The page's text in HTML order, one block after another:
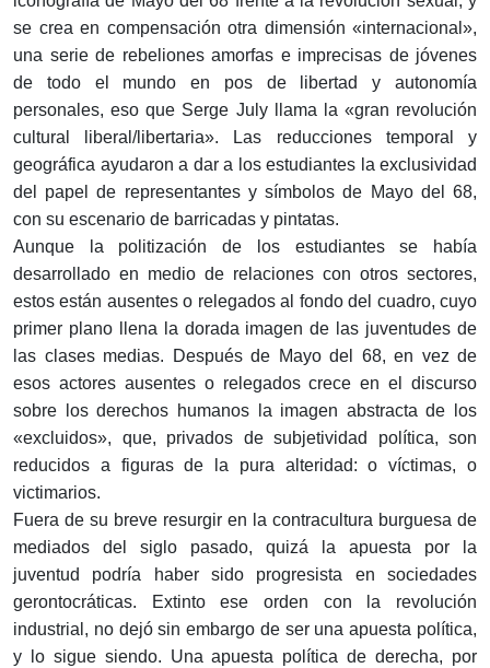
se crea en compensación otra dimensión «internacional»,
una serie de rebeliones amorfas e imprecisas de jóvenes
de todo el mundo en pos de libertad y autonomía
personales, eso que Serge July llama la «gran revolución
cultural liberal/libertaria». Las reducciones temporal y
geográfica ayudaron a dar a los estudiantes la exclusividad
del papel de representantes y símbolos de Mayo del 68,
con su escenario de barricadas y pintatas.
Aunque la politización de los estudiantes se había
desarrollado en medio de relaciones con otros sectores,
estos están ausentes o relegados al fondo del cuadro, cuyo
primer plano llena la dorada imagen de las juventudes de
las clases medias. Después de Mayo del 68, en vez de
esos actores ausentes o relegados crece en el discurso
sobre los derechos humanos la imagen abstracta de los
«excluidos», que, privados de subjetividad política, son
reducidos a figuras de la pura alteridad: o víctimas, o
victimarios.
Fuera de su breve resurgir en la contracultura burguesa de
mediados del siglo pasado, quizá la apuesta por la
juventud podría haber sido progresista en sociedades
gerontocráticas. Extinto ese orden con la revolución
industrial, no dejó sin embargo de ser una apuesta política,
y lo sigue siendo. Una apuesta política de derecha, por